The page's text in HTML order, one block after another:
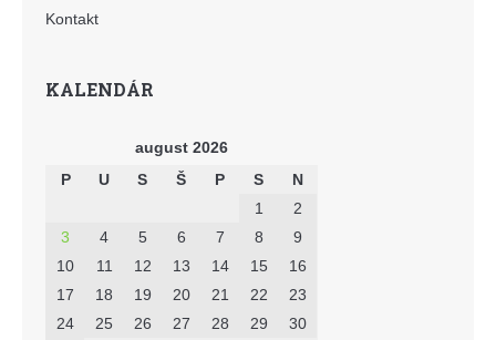
Kontakt
KALENDÁR
august 2026
P
U S Š P S N
1
2
3
4 5 6 7 8
9
10
11 12 13 14 15
16
17
18 19 20 21 22
23
24
25 26 27 28 29
30